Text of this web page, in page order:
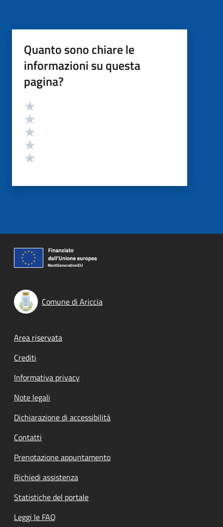
Quanto sono chiare le
informazioni su questa
pagina?
Valutazione
Comune di Ariccia
Footer menu
Area riservata
Crediti
Informativa privacy
Note legali
Dichiarazione di accessibilità
Contatti
Prenotazione appuntamento
Richiedi assistenza
Statistiche del portale
Leggi le FAQ